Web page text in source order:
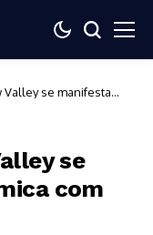
se manifesta
se
com